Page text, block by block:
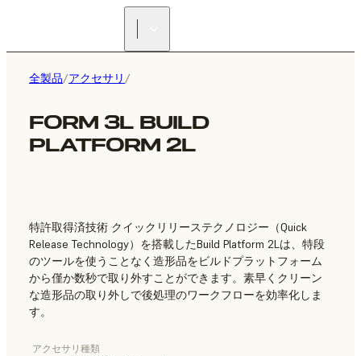
全製品/アクセサリ /
FORM 3L BUILD
PLATFORM 2L
特許取得済技術 クイックリリーステクノロジー（Quick
Release Technology）を搭載したBuild Platform 2Lは、特段
のツールを使うことなく造形品をビルドプラットフォーム
から僅か数秒で取り外すことができます。素早くクリーン
な造形品の取り外しで後処理のワークフローを効率化しま
す。
アクセサリ種類